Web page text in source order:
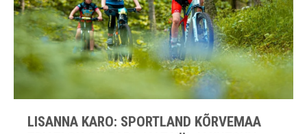
LISANNA KARO: SPORTLAND KÕRVEMAA